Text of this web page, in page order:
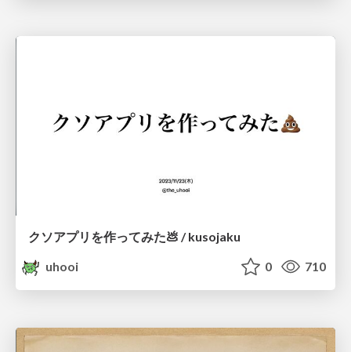
クソアプリを作ってみた💩 / kusojaku
uhooi
0 710